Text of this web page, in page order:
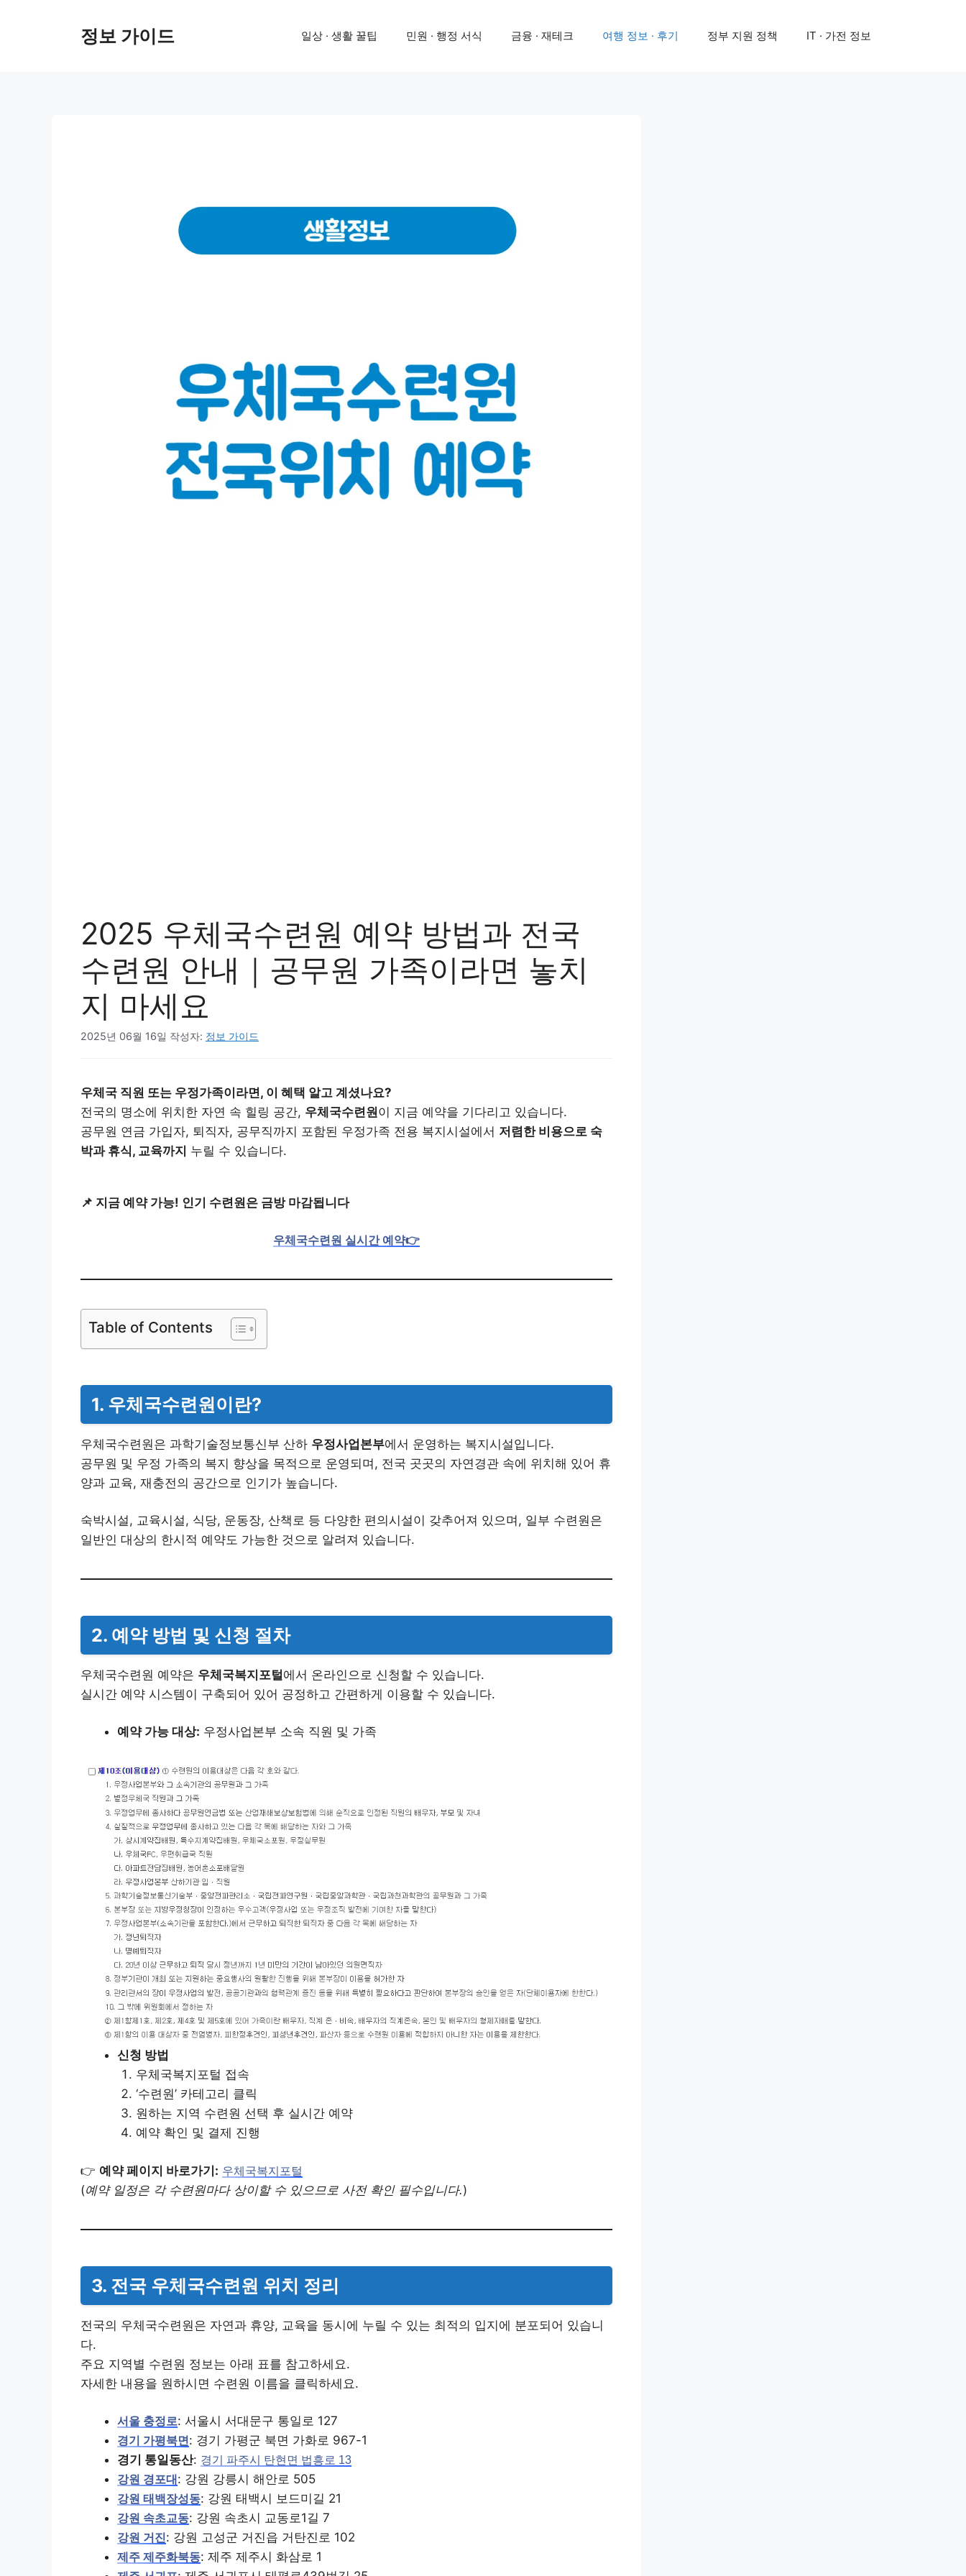
정보 가이드 일상 · 생활 꿀팁 민원 · 행정 서식 금융 · 재테크 여행 정보 · 후기 정부 지원 정책 IT · 가전 정보
2025 우체국수련원 예약 방법과 전국
수련원 안내｜공무원 가족이라면 놓치
지 마세요
2025년 06월 16일 작성자: 정보 가이드
우체국 직원 또는 우정가족이라면, 이 혜택 알고 계셨나요?
전국의 명소에 위치한 자연 속 힐링 공간, 우체국수련원이 지금 예약을 기다리고 있습니다.
공무원 연금 가입자, 퇴직자, 공무직까지 포함된 우정가족 전용 복지시설에서 저렴한 비용으로 숙
박과 휴식, 교육까지 누릴 수 있습니다.
📌 지금 예약 가능! 인기 수련원은 금방 마감됩니다
우체국수련원 실시간 예약👉
Table of Contents
1. 우체국수련원이란?
우체국수련원은 과학기술정보통신부 산하 우정사업본부에서 운영하는 복지시설입니다.
공무원 및 우정 가족의 복지 향상을 목적으로 운영되며, 전국 곳곳의 자연경관 속에 위치해 있어 휴
양과 교육, 재충전의 공간으로 인기가 높습니다.
숙박시설, 교육시설, 식당, 운동장, 산책로 등 다양한 편의시설이 갖추어져 있으며, 일부 수련원은
일반인 대상의 한시적 예약도 가능한 것으로 알려져 있습니다.
2. 예약 방법 및 신청 절차
우체국수련원 예약은 우체국복지포털에서 온라인으로 신청할 수 있습니다.
실시간 예약 시스템이 구축되어 있어 공정하고 간편하게 이용할 수 있습니다.
예약 가능 대상: 우정사업본부 소속 직원 및 가족
신청 방법
우체국복지포털 접속
‘수련원’ 카테고리 클릭
원하는 지역 수련원 선택 후 실시간 예약
예약 확인 및 결제 진행
👉 예약 페이지 바로가기: 우체국복지포털
(예약 일정은 각 수련원마다 상이할 수 있으므로 사전 확인 필수입니다.)
3. 전국 우체국수련원 위치 정리
전국의 우체국수련원은 자연과 휴양, 교육을 동시에 누릴 수 있는 최적의 입지에 분포되어 있습니
다.
주요 지역별 수련원 정보는 아래 표를 참고하세요.
자세한 내용을 원하시면 수련원 이름을 클릭하세요.
서울 충정로: 서울시 서대문구 통일로 127
경기 가평북면 : 경기 가평군 북면 가화로 967-1
경기 통일동산: 경기 파주시 탄현면 법흥로 13
강원 경포대 : 강원 강릉시 해안로 505
강원 태백장성동: 강원 태백시 보드미길 21
강원 속초교동: 강원 속초시 교동로1길 7
강원 거진: 강원 고성군 거진읍 거탄진로 102
제주 제주화북동: 제주 제주시 화삼로 1